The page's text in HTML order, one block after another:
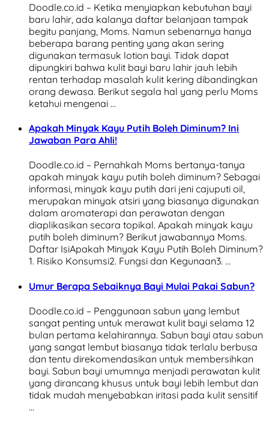
Doodle.co.id – Ketika menyiapkan kebutuhan bayi
baru lahir, ada kalanya daftar belanjaan tampak
begitu panjang, Moms. Namun sebenarnya hanya
beberapa barang penting yang akan sering
digunakan termasuk lotion bayi. Tidak dapat
dipungkiri bahwa kulit bayi baru lahir jauh lebih
rentan terhadap masalah kulit kering dibandingkan
orang dewasa. Berikut segala hal yang perlu Moms
ketahui mengenai …
Apakah Minyak Kayu Putih Boleh Diminum? Ini
Jawaban Para Ahli!
Doodle.co.id – Pernahkah Moms bertanya-tanya
apakah minyak kayu putih boleh diminum? Sebagai
informasi, minyak kayu putih dari jeni cajuputi oil,
merupakan minyak atsiri yang biasanya digunakan
dalam aromaterapi dan perawatan dengan
diaplikasikan secara topikal. Apakah minyak kayu
putih boleh diminum? Berikut jawabannya Moms.
Daftar IsiApakah Minyak Kayu Putih Boleh Diminum?
1. Risiko Konsumsi2. Fungsi dan Kegunaan3. …
Umur Berapa Sebaiknya Bayi Mulai Pakai Sabun?
Doodle.co.id – Penggunaan sabun yang lembut
sangat penting untuk merawat kulit bayi selama 12
bulan pertama kelahirannya. Sabun bayi atau sabun
yang sangat lembut biasanya tidak terlalu berbusa
dan tentu direkomendasikan untuk membersihkan
bayi. Sabun bayi umumnya menjadi perawatan kulit
yang dirancang khusus untuk bayi lebih lembut dan
tidak mudah menyebabkan iritasi pada kulit sensitif
…